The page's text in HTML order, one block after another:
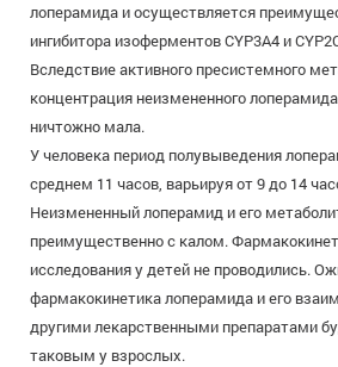
лоперамида и осуществляется
ингибитора изоферментов CYP3A4 и
Вследствие активного пресистемного
концентрация неизмененного
ничтожно мала.
У человека период полувыведения
среднем 11 часов, варьируя от 9 до 14
Неизмененный лоперамид и его
преимущественно с калом.
исследования у детей не проводились.
фармакокинетика лоперамида и его
другими лекарственными препаратами
таковым у взрослых.